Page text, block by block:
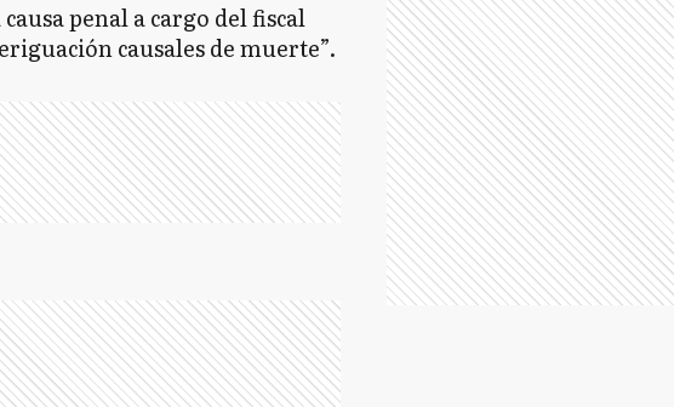
penal a cargo del fiscal
causales de muerte”.